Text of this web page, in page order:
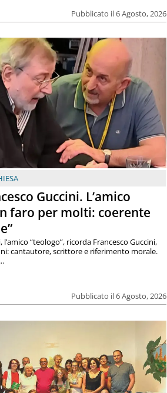
Pubblicato il 6 Agosto, 2026
Guccini. L’amico
faro per molti: coerente
Pubblicato il 6 Agosto, 2026
“teologo”, ricorda Francesco Guccini,
cantautore, scrittore e riferimento morale.